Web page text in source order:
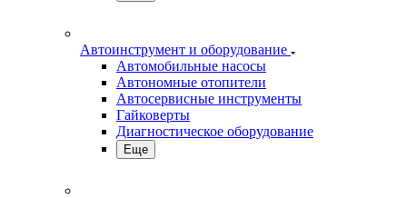
Автоинструмент и оборудование
Автомобильные насосы
Автономные отопители
Автосервисные инструменты
Гайковерты
Диагностическое оборудование
Еще